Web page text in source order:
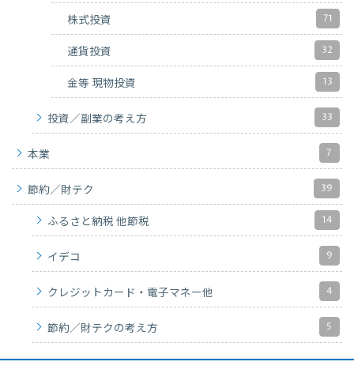
株式投資 71
通貨投資 32
金等 現物投資 13
投資／副業の考え方 33
本業 7
節約／財テク 39
ふるさと納税 他節税 14
イデコ 9
クレジットカード・電子マネー他 4
節約／財テクの考え方 5